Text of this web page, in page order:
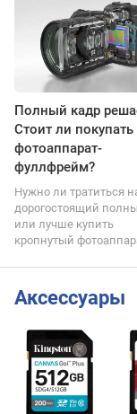
Полный кадр
Стоит ли покупать
фотоаппарат-
фуллфрейм?
Нужно ли тратиться
дорогостоящий
или лучше купить
кропнутый
Аксессуары